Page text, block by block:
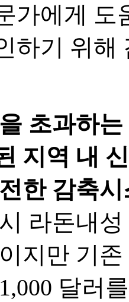
가에게 도
하기 위해
을 초과하
지역 내
한 감축
라돈내
지만 기
달러